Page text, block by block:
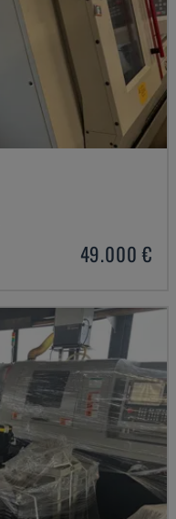
49.000 €